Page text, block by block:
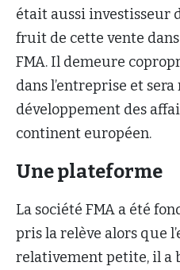
était aussi investisseur
fruit de cette vente
FMA. Il demeure
dans l’entreprise et
développement des
continent européen.
Une plateforme
La société FMA a été
pris la relève alors que
relativement petite, il a